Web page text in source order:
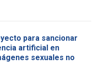
para sancionar
artificial en
sexuales no